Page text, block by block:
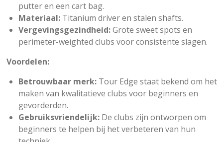
putter en een cart bag.
Materiaal:Titanium driver en stalen shafts.
Vergevingsgezindheid:Grote sweet spots en
perimeter-weighted clubs voor consistente slagen.
Voordelen:
Betrouwbaar merk:Tour Edge staat bekend om het
maken van kwalitatieve clubs voor beginners en
gevorderden.
Gebruiksvriendelijk:De clubs zijn ontworpen om
beginners te helpen bij het verbeteren van hun